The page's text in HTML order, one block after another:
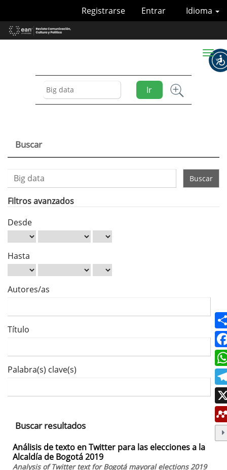
Contenido
principal
Idioma
Registrarse Entrar
Ir
Toggle
Buscar
Buscar
artículos
por
Filtros avanzados
Desde
Hasta
Autores/as
Título
Palabra(s) clave(s)
Buscar resultados
Análisis de texto en Twitter para las elecciones a la
Alcaldía de Bogotá 2019
Analysis of Twitter text for Bogotá mayoral elections 2019